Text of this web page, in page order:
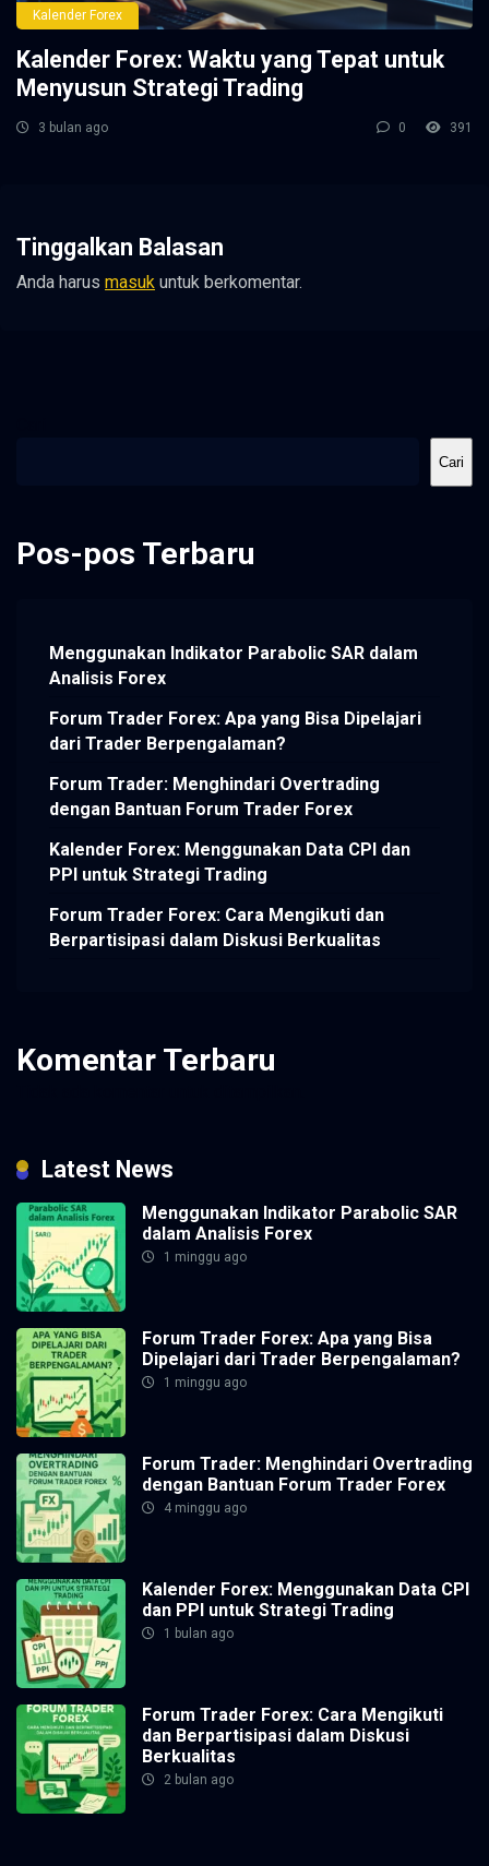
Kalender Forex
Kalender Forex: Waktu yang Tepat untuk
Menyusun Strategi Trading
3 bulan ago 0 391
Tinggalkan Balasan
Anda harus masuk untuk berkomentar.
Cari
Pos-pos Terbaru
Menggunakan Indikator Parabolic SAR dalam
Analisis Forex
Forum Trader Forex: Apa yang Bisa Dipelajari
dari Trader Berpengalaman?
Forum Trader: Menghindari Overtrading
dengan Bantuan Forum Trader Forex
Kalender Forex: Menggunakan Data CPI dan
PPI untuk Strategi Trading
Forum Trader Forex: Cara Mengikuti dan
Berpartisipasi dalam Diskusi Berkualitas
Komentar Terbaru
Latest News
Menggunakan Indikator Parabolic SAR
dalam Analisis Forex
1 minggu ago
Forum Trader Forex: Apa yang Bisa
Dipelajari dari Trader Berpengalaman?
1 minggu ago
Forum Trader: Menghindari Overtrading
dengan Bantuan Forum Trader Forex
4 minggu ago
Kalender Forex: Menggunakan Data CPI
dan PPI untuk Strategi Trading
1 bulan ago
Forum Trader Forex: Cara Mengikuti
dan Berpartisipasi dalam Diskusi
Berkualitas
2 bulan ago